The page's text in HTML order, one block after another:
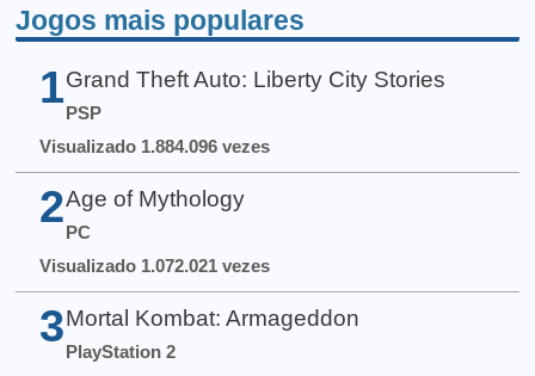
Jogos mais populares
1 Grand Theft Auto: Liberty City Stories
PSP
Visualizado 1.884.096 vezes
2 Age of Mythology
PC
Visualizado 1.072.021 vezes
3 Mortal Kombat: Armageddon
PlayStation 2